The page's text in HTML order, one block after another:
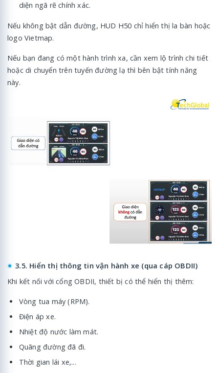
diện ngã rẽ chính xác.
Nếu không bật dẫn đường, HUD H50 chỉ hiển thị la bàn hoặc
logo Vietmap.
Nếu bạn đang có một hành trình xa, cần xem lộ trình chi tiết
hoặc di chuyển trên tuyến đường lạ thì bên bật tính năng
này.
3.5. Hiển thị thông tin vận hành xe (qua cáp OBDII)
Khi kết nối với cổng OBDII, thiết bị có thể hiển thị thêm:
Vòng tua máy (RPM).
Điện áp xe.
Nhiệt độ nước làm mát.
Quãng đường đã đi.
Thời gian lái xe,...